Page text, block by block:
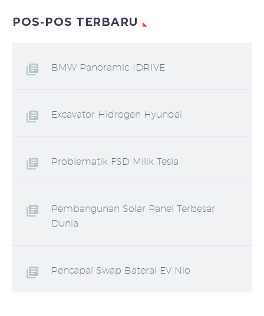
POS-POS TERBARU
BMW Panoramic IDRIVE
Excavator Hidrogen Hyundai
Problematik FSD Milik Tesla
Pembangunan Solar Panel Terbesar
Dunia
Pencapai Swap Baterai EV Nio